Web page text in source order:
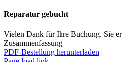
Reparatur gebucht
Vielen Dank für Ihre Buchung. Sie
Zusammenfassung
PDF-Bestellung herunterladen